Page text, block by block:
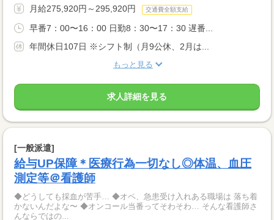
月給275,920円～295,920円 交通費全額支給
早番7：00〜16：00 日勤8：30〜17：30 遅番...
年間休日107日 ※シフト制（月9公休、2月は...
もっと見る
求人詳細を見る
[一般派遣]
給与UP保障＊医療行為一切なし◎体温、血圧
測定等＠看護師
◆どうしても採血が苦手… ◆オペ、急患受け入れある職場は 落ち着
かないんだよな〜 ◆オンコール当番ってそわそわ… そんな看護師さ
んならではの...